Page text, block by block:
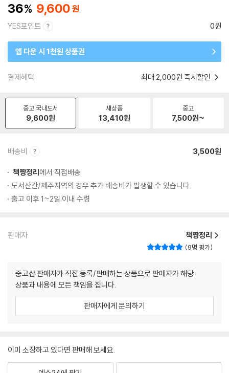
36 9,600
YES포인트 0원
앱 다운 시 1천원 상품권
결제혜택 최대 2,000원 즉시할인
중고 국내도서
9,600원
새상품
13,410원
중고
7,500원~
배송비 3,500원
책짱정리에서 직접배송
도서산간/제주지역의 경우 추가 배송비가 발생할 수 있습니다.
출고 이후 1~2일 이내 수령
판매자 책짱정리
9명 평가
중고샵 판매자가 직접 등록/판매하는 상품으로 판매자가 해당
상품과 내용에 모든 책임을 집니다.
판매자에게 문의하기
이미 소장하고 있다면 판매해 보세요.